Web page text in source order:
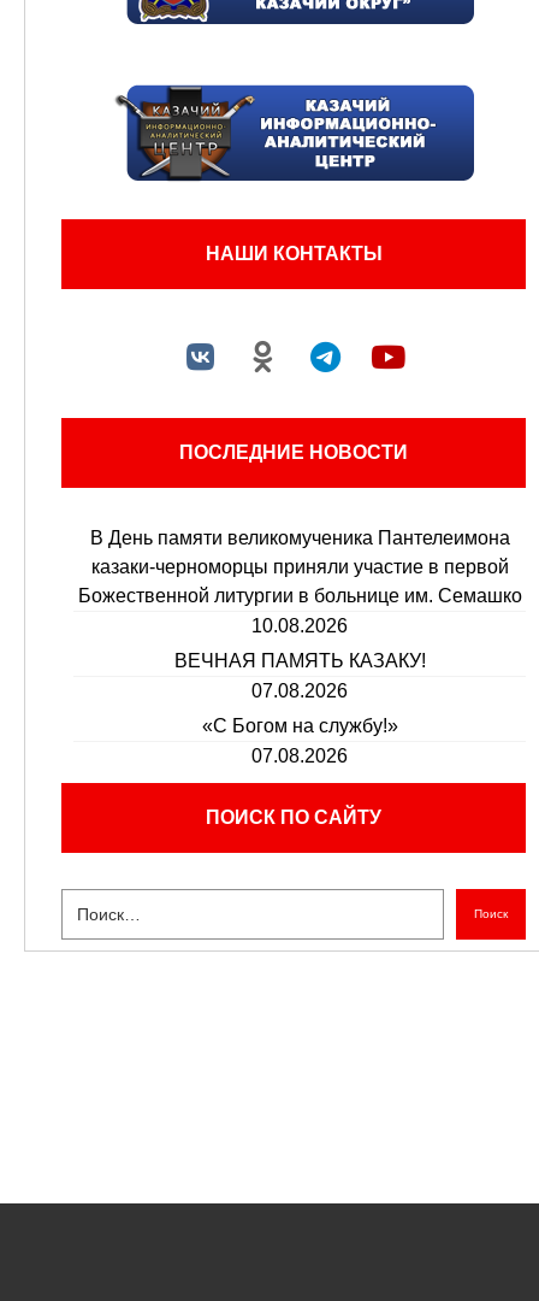
НАШИ КОНТАКТЫ
ПОСЛЕДНИЕ НОВОСТИ
В День памяти великомученика Пантелеимона
казаки-черноморцы приняли участие в первой
Божественной литургии в больнице им. Семашко
10.08.2026
ВЕЧНАЯ ПАМЯТЬ КАЗАКУ!
07.08.2026
«С Богом на службу!»
07.08.2026
ПОИСК ПО САЙТУ
Поиск